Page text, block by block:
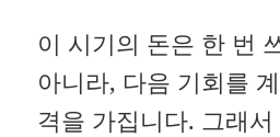
이 시기의 돈은 한 번
아니라, 다음 기회를
격을 가집니다. 그래